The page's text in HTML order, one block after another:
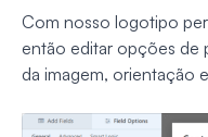
Com nosso logotipo
então editar opções de
da imagem, orientação